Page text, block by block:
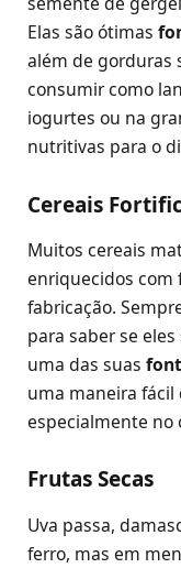
Elas são ótimas
além de gorduras
consumir como
iogurtes ou na
nutritivas para o
Cereais
Muitos cereais
enriquecidos com
fabricação.
para saber se
uma das suas
uma maneira
especialmente no
Frutas Secas
Uva passa,
ferro, mas em